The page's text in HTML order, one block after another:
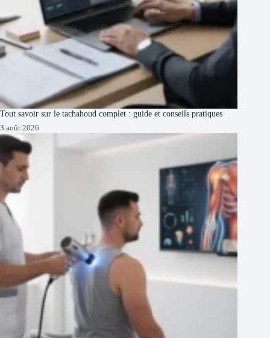
Tout savoir sur le tachahoud complet : guide et conseils pratiques
3 août 2026